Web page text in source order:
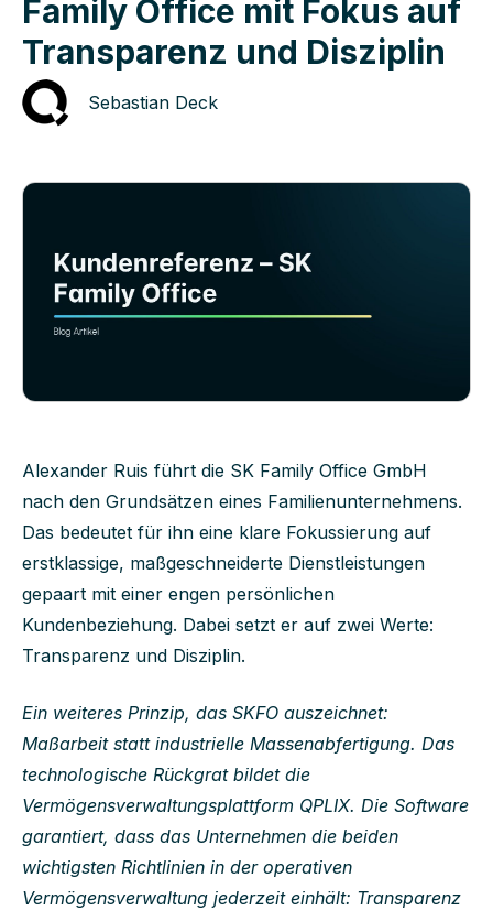
Family Office mit Fokus auf
Transparenz und Disziplin
Sebastian Deck
Alexander Ruis führt die SK Family Office GmbH
nach den Grundsätzen eines Familienunternehmens.
Das bedeutet für ihn eine klare Fokussierung auf
erstklassige, maßgeschneiderte Dienstleistungen
gepaart mit einer engen persönlichen
Kundenbeziehung. Dabei setzt er auf zwei Werte:
Transparenz und Disziplin.
Ein weiteres Prinzip, das SKFO auszeichnet:
Maßarbeit statt industrielle Massenabfertigung. Das
technologische Rückgrat bildet die
Vermögensverwaltungsplattform QPLIX. Die Software
garantiert, dass das Unternehmen die beiden
wichtigsten Richtlinien in der operativen
Vermögensverwaltung jederzeit einhält: Transparenz